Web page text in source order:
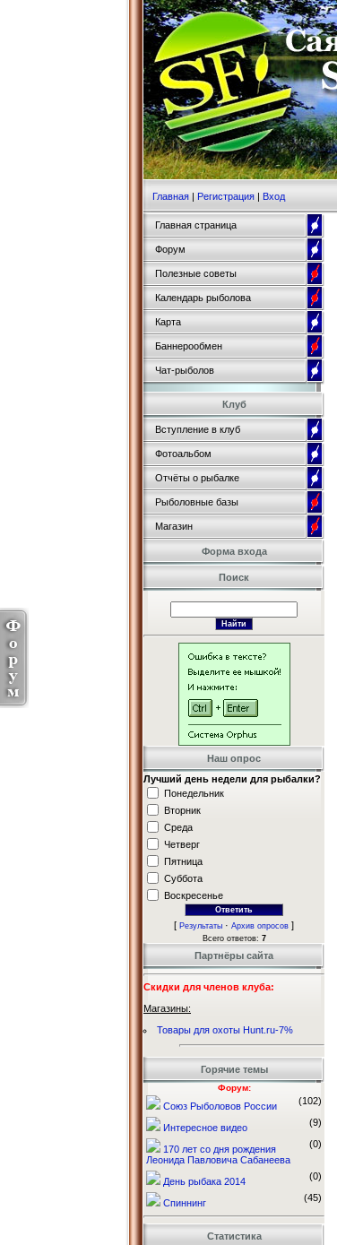
Главная | Регистрация | Вход
Главная страница
Форум
Полезные советы
Календарь рыболова
Карта
Баннерообмен
Чат-рыболов
Клуб
Вступление в клуб
Фотоальбом
Отчёты о рыбалке
Рыболовные базы
Магазин
Форма входа
Поиск
Наш опрос
Лучший день недели для рыбалки?
Понедельник
Вторник
Среда
Четверг
Пятница
Суббота
Воскресенье
[ Результаты · Архив опросов ]
Всего ответов: 7
Партнёры сайта
Скидки для членов клуба:
Магазины:
Товары для охоты Hunt.ru-7%
Горячие темы
Форум:
Союз Рыболовов России (102)
Интересное видео (9)
170 лет со дня рождения
Леонида Павловича Сабанеева
(0)
День рыбака 2014 (0)
Спиннинг (45)
Статистика